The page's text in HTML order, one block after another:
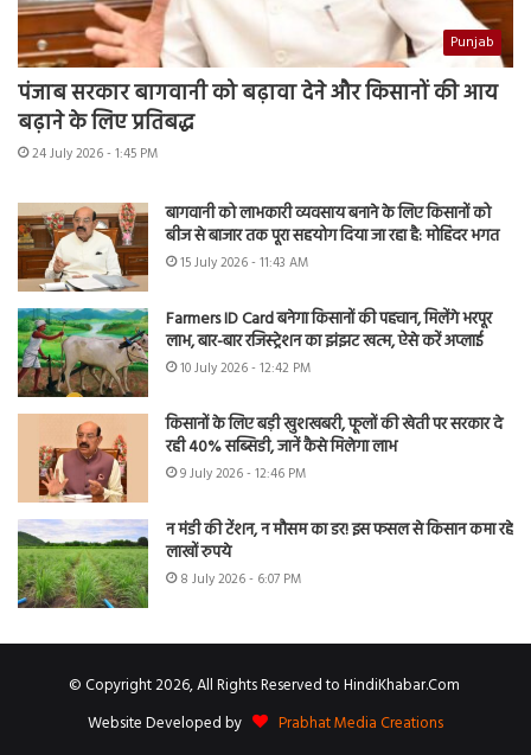
Punjab
पंजाब सरकार बागवानी को बढ़ावा देने और किसानों की आय
बढ़ाने के लिए प्रतिबद्ध
24 July 2026 - 1:45 PM
बागवानी को लाभकारी व्यवसाय बनाने के लिए किसानों को
बीज से बाजार तक पूरा सहयोग दिया जा रहा है: मोहिंदर भगत
15 July 2026 - 11:43 AM
Farmers ID Card बनेगा किसानों की पहचान, मिलेंगे भरपूर
लाभ, बार-बार रजिस्ट्रेशन का झंझट खत्म, ऐसे करें अप्लाई
10 July 2026 - 12:42 PM
किसानों के लिए बड़ी खुशखबरी, फूलों की खेती पर सरकार दे
रही 40% सब्सिडी, जानें कैसे मिलेगा लाभ
9 July 2026 - 12:46 PM
न मंडी की टेंशन, न मौसम का डर! इस फसल से किसान कमा रहे
लाखों रुपये
8 July 2026 - 6:07 PM
© Copyright 2026, All Rights Reserved to HindiKhabar.Com
Website Developed by
Prabhat Media Creations